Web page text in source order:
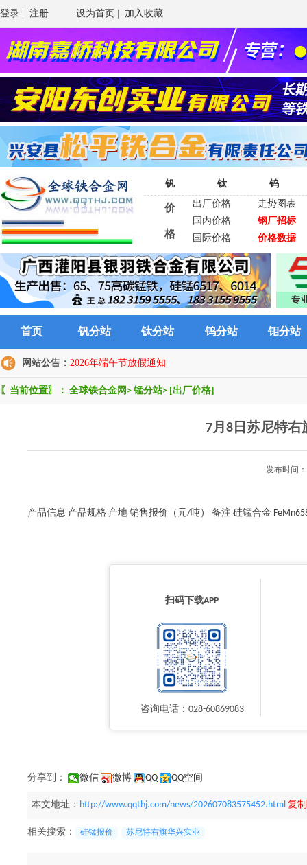
登录 注册 设为首页 加入收藏
钒 钛 钨
价
格
出厂价格
走势图表
国内价格
钢厂招标
国际价格
价格数据
首页 钒分站 钛分站 钨分站 钼分站
网站公告： 2026年端午节放假通知
〖当前位置〗： 全球铁合金网 > 锰分站> [出厂价格]
7月8日苏尼特
发布时间
产品信息 产品规格 产地 销售报价（元/吨） 备注 硅锰合金
扫码下载APP
咨询电话：028-60869083
分享到： 微信 微博 QQ QQ空间
本文地址： http://www.qqthj.com/news/202607083575452.html 复
相关搜索： 硅锰报价 苏尼特右旗华兴实业